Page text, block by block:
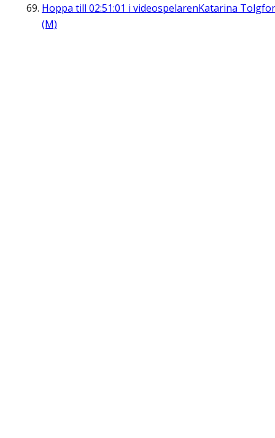
Hoppa till 02:51:01 i videospelarenKatarina
(M)